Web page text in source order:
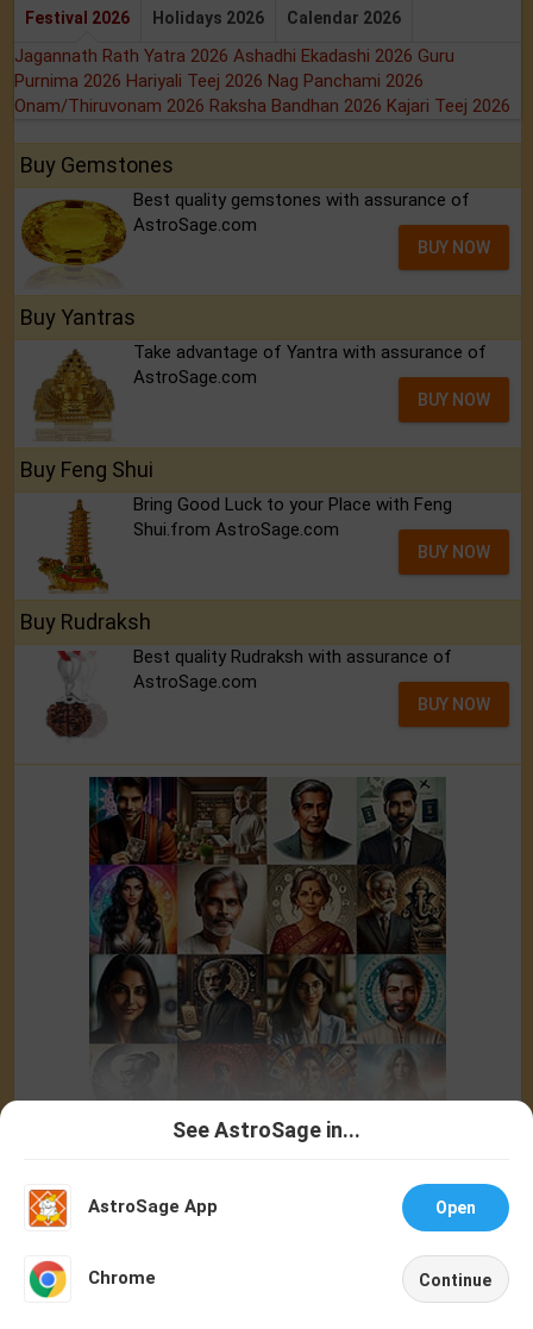
Festival 2026 Holidays 2026 Calendar 2026
Jagannath Rath Yatra 2026 Ashadhi Ekadashi 2026 Guru
Purnima 2026 Hariyali Teej 2026 Nag Panchami 2026
Onam/Thiruvonam 2026 Raksha Bandhan 2026 Kajari Teej 2026
Buy Gemstones
Best quality gemstones with assurance of
AstroSage.com
BUY NOW
Buy Yantras
Take advantage of Yantra with assurance of
AstroSage.com
BUY NOW
Buy Feng Shui
Bring Good Luck to your Place with Feng
Shui.from AstroSage.com
BUY NOW
Buy Rudraksh
Best quality Rudraksh with assurance of
AstroSage.com
BUY NOW
See AstroSage in...
AstroSage App Open
Chrome Continue
Astrologer
Home Account